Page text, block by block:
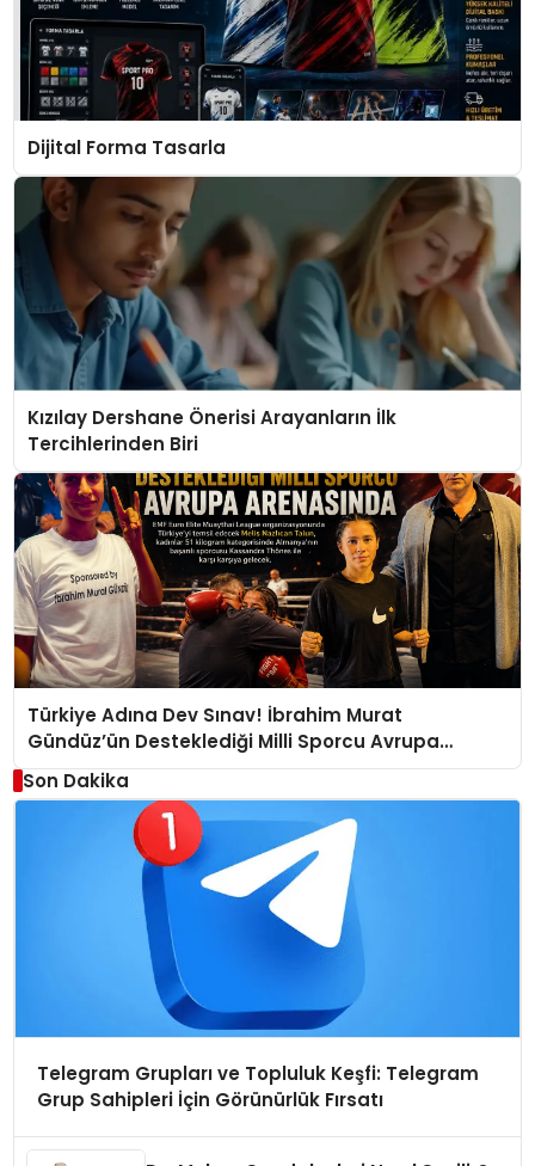
Dijital Forma Tasarla
Kızılay Dershane Önerisi Arayanların İlk
Tercihlerinden Biri
Türkiye Adına Dev Sınav! İbrahim Murat
Gündüz’ün Desteklediği Milli Sporcu Avrupa
Arenasında
Son Dakika
Telegram Grupları ve Topluluk Keşfi: Telegram
Grup Sahipleri İçin Görünürlük Fırsatı